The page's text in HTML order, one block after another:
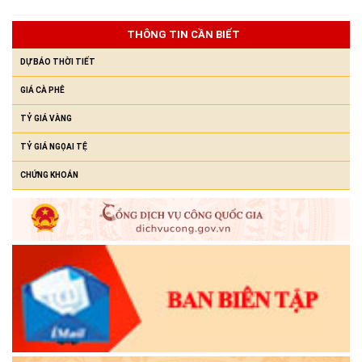
THÔNG TIN CẦN BIẾT
DỰ BÁO THỜI TIẾT
GIÁ CÀ PHÊ
TỶ GIÁ VÀNG
TỶ GIÁ NGỌAI TỆ
CHỨNG KHOÁN
triệt và triển khai thực hiện Nghị quyết Hội nghị lần thứ ba Ban
Chấp hành Trung ương Đảng khóa XIV
(28/07/2026)